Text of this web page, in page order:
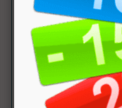
di cui
zuccheri
di cui polioli
Fibre